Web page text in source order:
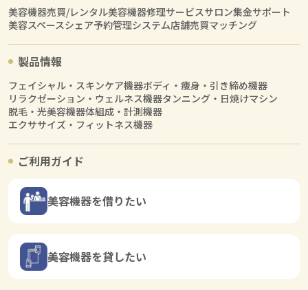
美容機器売買/レンタル美容機器修理サービスサロン集金サポート
美容スペースシェア予約管理システム店舗売買マッチング
製品情報
フェイシャル・スキンケア機器ボディ・痩身・引き締め機器
リラクゼーション・ウェルネス機器タンニング・日焼けマシン
脱毛・光美容機器体組成・計測機器
エクササイズ・フィットネス機器
ご利用ガイド
美容機器を借りたい
美容機器を貸したい